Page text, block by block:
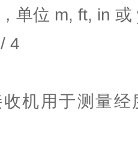
单位 m, ft, in 或
4
机用于测量